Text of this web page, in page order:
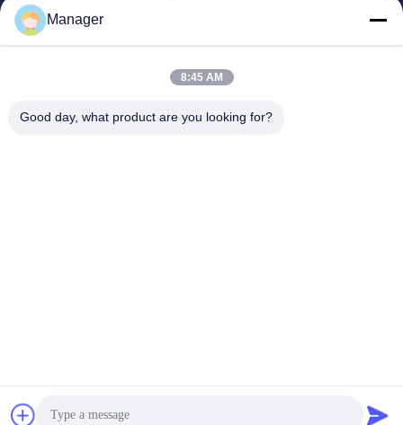
SHANGHAI DESIKENSHI MOLECULAR
SIEVE CO.,LTD
13299345678@163.com
6 Xinjian 잠수함 Rd의 Songji
Manager
8:45 AM
Good day, what product are you looking for?